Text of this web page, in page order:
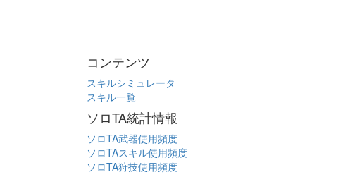
コンテンツ
スキルシミュレータ
スキル一覧
ソロTA統計情報
ソロTA武器使用頻度
ソロTAスキル使用頻度
ソロTA狩技使用頻度